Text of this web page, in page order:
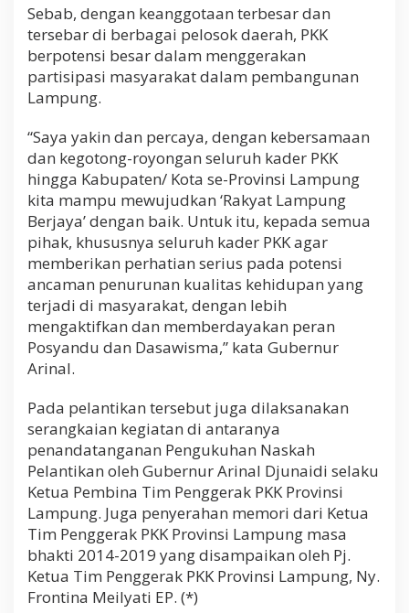
Sebab, dengan keanggotaan terbesar dan
tersebar di berbagai pelosok daerah, PKK
berpotensi besar dalam menggerakan
partisipasi masyarakat dalam pembangunan
Lampung.
“Saya yakin dan percaya, dengan kebersamaan
dan kegotong-royongan seluruh kader PKK
hingga Kabupaten/ Kota se-Provinsi Lampung
kita mampu mewujudkan ‘Rakyat Lampung
Berjaya’ dengan baik. Untuk itu, kepada semua
pihak, khususnya seluruh kader PKK agar
memberikan perhatian serius pada potensi
ancaman penurunan kualitas kehidupan yang
terjadi di masyarakat, dengan lebih
mengaktifkan dan memberdayakan peran
Posyandu dan Dasawisma,” kata Gubernur
Arinal.
Pada pelantikan tersebut juga dilaksanakan
serangkaian kegiatan di antaranya
penandatanganan Pengukuhan Naskah
Pelantikan oleh Gubernur Arinal Djunaidi selaku
Ketua Pembina Tim Penggerak PKK Provinsi
Lampung. Juga penyerahan memori dari Ketua
Tim Penggerak PKK Provinsi Lampung masa
bhakti 2014-2019 yang disampaikan oleh Pj.
Ketua Tim Penggerak PKK Provinsi Lampung, Ny.
Frontina Meilyati EP. (*)